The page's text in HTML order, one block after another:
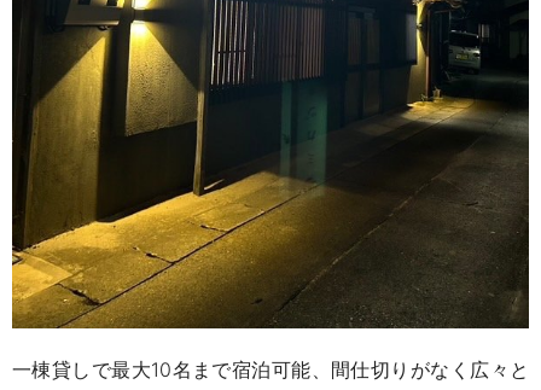
一棟貸しで最大10名まで宿泊可能、間仕切りがなく広々と